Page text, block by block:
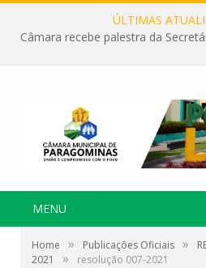
ÚLTIMAS
MENU
Home » Publicações Oficiais »
2021
» resolução 007-2021